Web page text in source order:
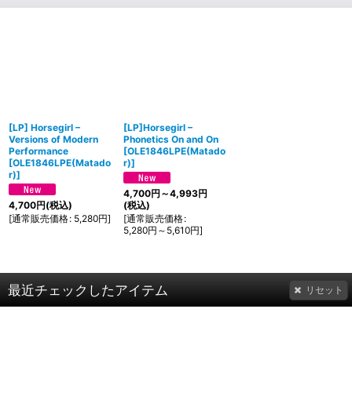
[LP] Horsegirl –
Versions of Modern
Performance
[OLE1846LPE(Matado
r)]
4,700円(税込)
[通常販売価格: 5,280円]
[LP]Horsegirl –
Phonetics On and On
[OLE1846LPE(Matado
r)]
4,700円 ～4,993円
(税込)
[通常販売価格:
5,280円 ～5,610円]
最近チェックしたアイテム リセット